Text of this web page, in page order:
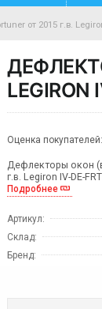
от 2015 г.в.
Оценка покупателей:
Дефлекторы окон
г.в. Legiron IV-DE-
Подробнее
Артикул:
Склад:
Бренд: